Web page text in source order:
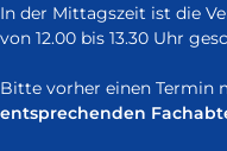
In der Mittagszeit ist die
von 12.00 bis 13.30 Uhr
Bitte vorher einen Termin
entsprechenden